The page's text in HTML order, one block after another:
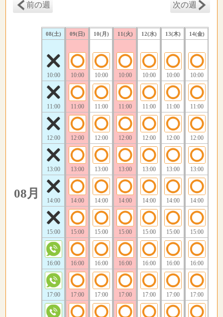
前の週 次の週
08月
08(土)
10:00
11:00
12:00
13:00
14:00
15:00
16:00
17:00
09(日)
10:00
11:00
12:00
13:00
14:00
15:00
16:00
17:00
10(月)
10:00
11:00
12:00
13:00
14:00
15:00
16:00
17:00
11(火)
10:00
11:00
12:00
13:00
14:00
15:00
16:00
17:00
12(水)
10:00
11:00
12:00
13:00
14:00
15:00
16:00
17:00
13(木)
10:00
11:00
12:00
13:00
14:00
15:00
16:00
17:00
14(金)
10:00
11:00
12:00
13:00
14:00
15:00
16:00
17:00